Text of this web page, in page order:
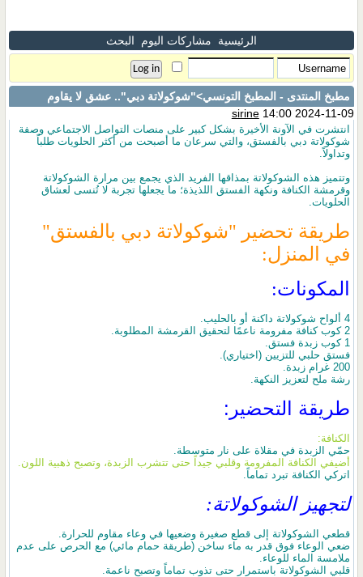
الرئيسية مشاركات اليوم البحث
مطبخ المنتدى - المطبخ التونسي>"شوكولاتة دبي".. عشق لا يقاوم
sirine14:00 2024-11-09
انتشرت في الآونة الأخيرة بشكل كبير على منصات التواصل الاجتماعي وصفة
شوكولاتة دبي بالفستق، والتي سرعان ما أصبحت من أكثر الحلويات طلباً
وتداولاً.
وتتميز هذه الشوكولاتة بمذاقها الفريد الذي يجمع بين مرارة الشوكولاتة
وقرمشة الكنافة ونكهة الفستق اللذيذة؛ ما يجعلها تجربة لا تُنسى لعشاق
الحلويات.
طريقة تحضير "شوكولاتة دبي بالفستق"
في المنزل:
المكونات:
4 ألواح شوكولاتة داكنة أو بالحليب.
2 كوب كنافة مفرومة ناعمًا لتحقيق القرمشة المطلوبة.
1 كوب زبدة فستق.
فستق حلبي للتزيين (اختياري).
200 غرام زبدة.
رشة ملح لتعزيز النكهة.
طريقة التحضير:
الكنافة:
حمّي الزبدة في مقلاة على نار متوسطة.
أضيفي الكنافة المفرومة وقلبي جيداً حتى تتشرب الزبدة، وتصبح ذهبية اللون.
اتركي الكنافة تبرد تماماً.
لتجهيز الشوكولاتة:
قطعي الشوكولاتة إلى قطع صغيرة وضعيها في وعاء مقاوم للحرارة.
ضعي الوعاء فوق قدر به ماء ساخن (طريقة حمام مائي) مع الحرص على عدم
ملامسة الماء للوعاء.
قلبي الشوكولاتة باستمرار حتى تذوب تماماً وتصبح ناعمة.